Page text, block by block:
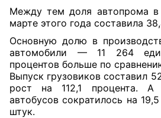
Между тем доля автопрома
марте этого года составила
Основную долю в
автомобили — 11 264
процентов больше по
Выпуск грузовиков составил
рост на 112,1 процента. А
автобусов сократилось на
штук.